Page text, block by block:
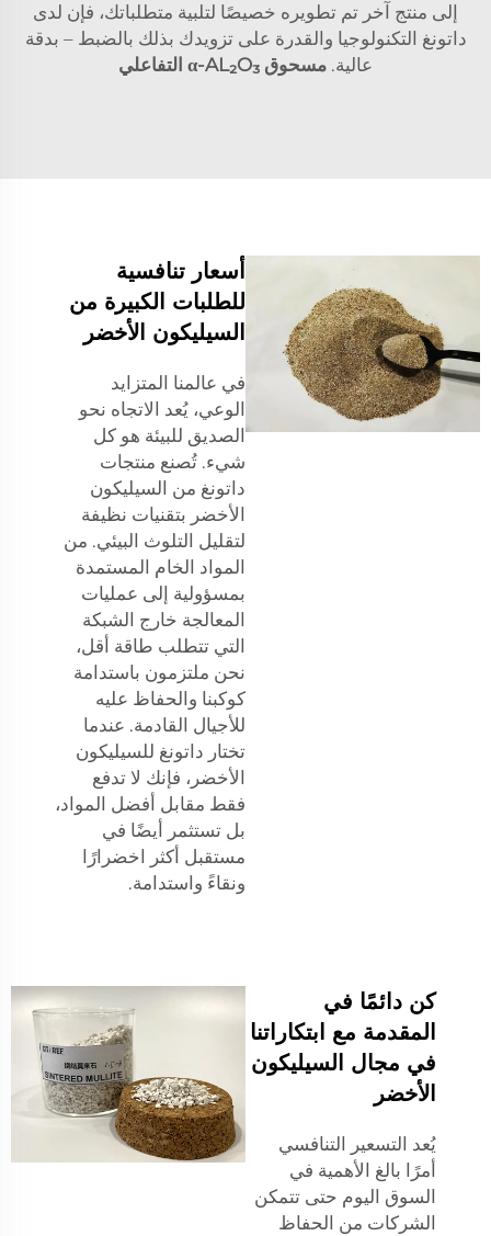
إلى منتج آخر تم تطويره خصيصًا لتلبية متطلباتك، فإن لدى
داتونغ التكنولوجيا والقدرة على تزويدك بذلك بالضبط – بدقة
عالية. مسحوق α-AL₂O₃ التفاعلي
أسعار تنافسية
للطلبات الكبيرة من
السيليكون الأخضر
في عالمنا المتزايد
الوعي، يُعد الاتجاه نحو
الصديق للبيئة هو كل
شيء. تُصنع منتجات
داتونغ من السيليكون
الأخضر بتقنيات نظيفة
لتقليل التلوث البيئي. من
المواد الخام المستمدة
بمسؤولية إلى عمليات
المعالجة خارج الشبكة
التي تتطلب طاقة أقل،
نحن ملتزمون باستدامة
كوكبنا والحفاظ عليه
للأجيال القادمة. عندما
تختار داتونغ للسيليكون
الأخضر، فإنك لا تدفع
فقط مقابل أفضل المواد،
بل تستثمر أيضًا في
مستقبل أكثر اخضرارًا
ونقاءً واستدامة.
كن دائمًا في
المقدمة مع ابتكاراتنا
في مجال السيليكون
الأخضر
يُعد التسعير التنافسي
أمرًا بالغ الأهمية في
السوق اليوم حتى تتمكن
الشركات من الحفاظ